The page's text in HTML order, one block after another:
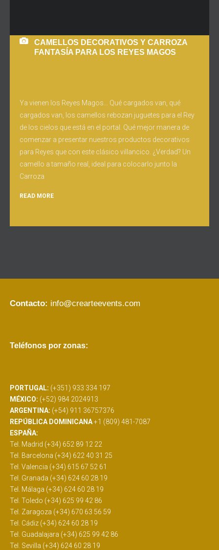
CAMELLOS DECORATIVOS Y CARROZA
FANTASÍA PARA LOS REYES MAGOS
Ya vienen los Reyes Magos… Qué cargados van, qué
cargados van, los camellos rebozan juguetes para el Rey
de los cielos que está en el portal. Qué mejor manera de
comenzar a presentar nuestros productos decorativos
para Reyes que con este clásico villancico. ¿Verdad? Un
camello a tamaño real, ideal para colocarlo junto la
Carroza
READ MORE
Contacto: info@crearteevents.com
Teléfonos por zonas:
PORTUGAL: (+351) 933 334 197
MÉXICO: (+52) 984 2024913
ARGENTINA: (+54) 911 36757376
REPÚBLICA DOMINICANA+1 (809) 481-7087
ESPAÑA:
Tel. Madrid (+34) 652 89 12 22
Tel. Barcelona (+34) 622 40 31 25
Tel. Valencia (+34) 615 67 52 61
Tel. Granada (+34) 624 60 28 19
Tel. Málaga (+34) 624 60 28 19
Tel. Toledo (+34) 625 99 42 86
Tel. Zaragoza (+34) 670 63 56 59
Tel. Cádiz (+34) 624 60 28 19
Tel. Guadalajara (+34) 625 99 42 86
Tel. Sevilla (+34) 624 60 28 19